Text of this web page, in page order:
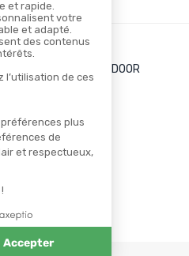
LES + DE TONTON OUTDOOR
Les codes promos
NOS PARTENAIRES